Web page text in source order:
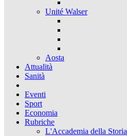
Unité Walser
Aosta
Attualità
Sanità
Eventi
Sport
Economia
Rubriche
L'Accademia della Storia